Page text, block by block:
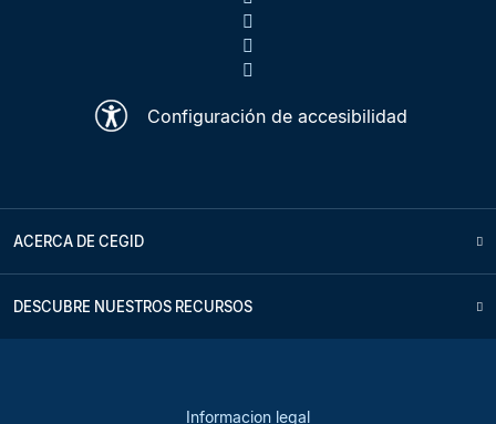
Configuración de accesibilidad
ACERCA DE CEGID
DESCUBRE NUESTROS RECURSOS
Informacion legal